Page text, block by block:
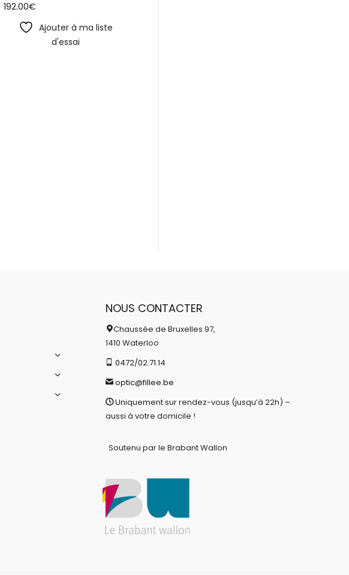
192.00€
Ajouter à ma liste
d'essai
NOUS CONTACTER
Chaussée de Bruxelles 97,
1410 Waterloo
0472/02.71.14
optic@fillee.be
Uniquement sur rendez-vous (jusqu’à 22h) –
aussi à votre domicile !
Soutenu par le Brabant Wallon